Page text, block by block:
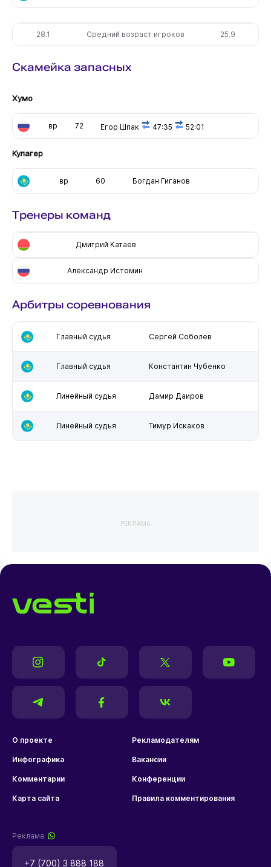
28.1 Средний возраст игроков 25.9
Скамейка запасных
Хумо
вр 72 Егор Шпак 47:35 52:01
Кулагер
вр 60 Богдан Гиганов
Тренеры команд
Дмитрий Катаев
Александр Истомин
Арбитры соревнования
Главный судья Сергей Соболев
Главный судья Константин Чубенко
Линейный судья Дамир Даиров
Линейный судья Тимур Искаков
РЕКЛАМА
О проекте Рекламодателям
Инфографика Вакансии
Комментарии Конференции
Карта сайта Правила комментирования
Реклама
+7 (700) 3 888 188